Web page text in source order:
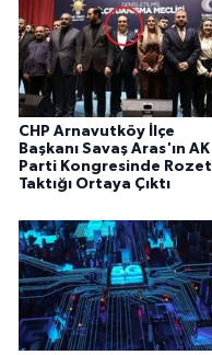
CHP Arnavutköy İlçe
Başkanı Savaş Aras'ın AK
Parti Kongresinde Rozet
Taktığı Ortaya Çıktı